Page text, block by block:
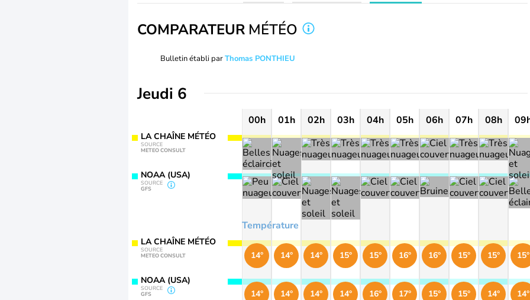
COMPARATEUR MÉTÉO
Bulletin établi parThomas PONTHIEU
Jeudi 6
LA CHAÎNE MÉTÉO
SOURCE
METEO CONSULT
NOAA (USA)
SOURCE
GFS
LA CHAÎNE MÉTÉO
SOURCE
METEO CONSULT
NOAA (USA)
SOURCE
GFS
00h 01h 02h 03h 04h 05h 06h 07h 08h
Température
14°
14°
14°
14°
14°
14°
15°
14°
15°
16°
16°
17°
16°
15°
15°
15°
15°
14°
15°
14°